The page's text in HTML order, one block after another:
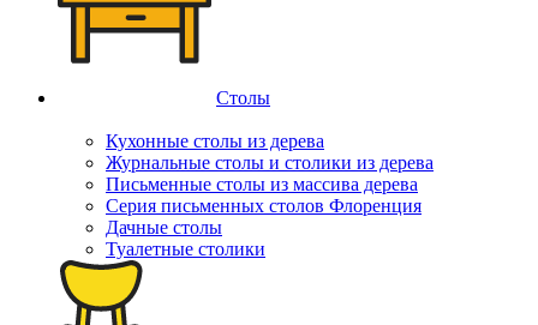
Столы
Кухонные столы из дерева
Журнальные столы и столики из дерева
Письменные столы из массива дерева
Серия письменных столов Флоренция
Дачные столы
Туалетные столики